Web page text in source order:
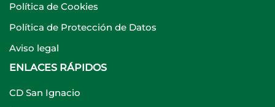
Política de Cookies
Política de Protección de Datos
Aviso legal
ENLACES RÁPIDOS
CD San Ignacio